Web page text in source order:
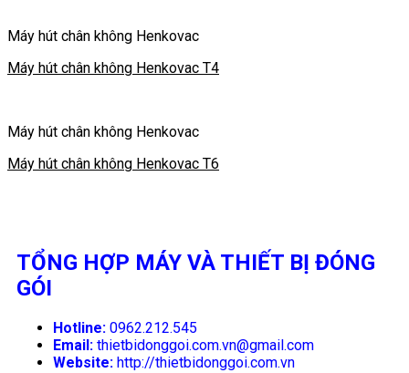
Máy hút chân không Henkovac
Máy hút chân không Henkovac T4
Máy hút chân không Henkovac
Máy hút chân không Henkovac T6
TỔNG HỢP MÁY VÀ THIẾT BỊ ĐÓNG
GÓI
Hotline: 0962.212.545
Email: thietbidonggoi.com.vn@gmail.com
Website: http://thietbidonggoi.com.vn